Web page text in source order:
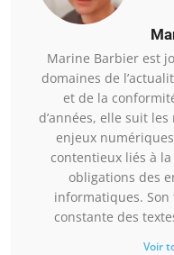
Marine Barbier est
domaines de
et de la
d’années, elle suit
enjeux
contentieux liés à
obligations des
informatiques. Son
constante des
Voir